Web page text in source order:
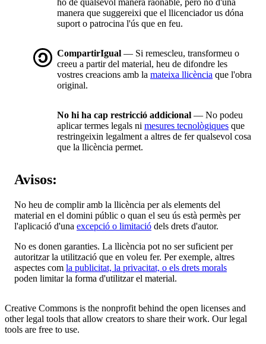
ho de qualsevol manera raonable, però no d'una
manera que suggereixi que el llicenciador us dóna
suport o patrocina l'ús que en feu.
CompartirIgual — Si remescleu, transformeu o
creeu a partir del material, heu de difondre les
vostres creacions amb la mateixa llicència que l'obra
original.
No hi ha cap restricció addicional — No podeu
aplicar termes legals ni mesures tecnològiques que
restringeixin legalment a altres de fer qualsevol cosa
que la llicència permet.
Avisos:
No heu de complir amb la llicència per als elements del
material en el domini públic o quan el seu ús està permès per
l'aplicació d'una excepció o limitació dels drets d'autor.
No es donen garanties. La llicència pot no ser suficient per
autoritzar la utilització que en voleu fer. Per exemple, altres
aspectes com la publicitat, la privacitat, o els drets morals
poden limitar la forma d'utilitzar el material.
Creative Commons is the nonprofit behind the open licenses and
other legal tools that allow creators to share their work. Our legal
tools are free to use.